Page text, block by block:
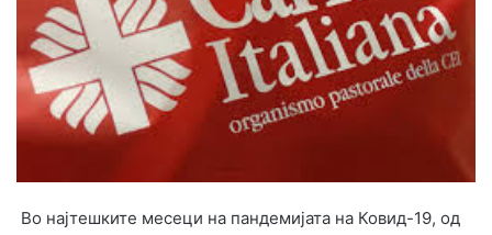
Во најтешките месеци на пандемијата на Ковид-19, од